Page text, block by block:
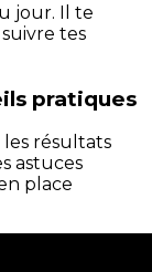
jour. Il te
tes
pratiques
résultats
astuces
place